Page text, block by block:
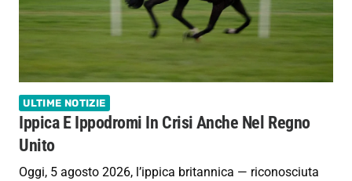
ULTIME NOTIZIE
Ippica E Ippodromi In Crisi Anche Nel Regno
Unito
Oggi, 5 agosto 2026, l’ippica britannica — riconosciuta